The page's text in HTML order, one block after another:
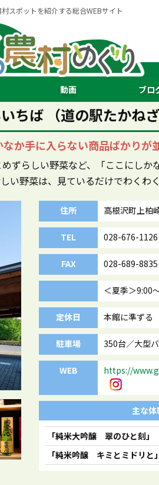
スポットを紹介する総合WEBサイト
動画 ブロ
ちば （道の駅たかね
か手に入らない商品ばかりが
ずらしい野菜など、「ここにしか
い野菜は、見ているだけでわくわ
住所 高根沢町上柏
TEL 028-676-1126
FAX 028-689-8835
＜夏季＞9:00
定休日 本館に準ずる
駐車場 350台／大型
WEB https://
主な
「純米大吟醸 翠のひと刻」
「純米吟醸 キミとミドリと